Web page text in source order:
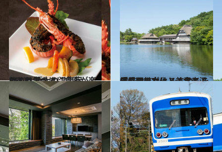
2018.1.7
ひとり気ままに食事が楽しめる 極上の温泉宿 BEST5
旅＆お出かけ 2016.8.27
「星野リゾート 青森屋」の魅力は みちのくを体感する文化と美食と温泉
旅＆お出かけ